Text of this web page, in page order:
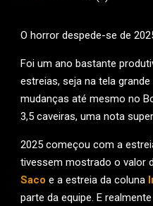
O horror despede-se de
Foi um ano bastante
estreias, seja na tela
mudanças até mesmo no
3,5 caveiras, uma nota
2025 começou com a
tivessem mostrado o valor
Saco e a estreia da coluna
parte da equipe. E